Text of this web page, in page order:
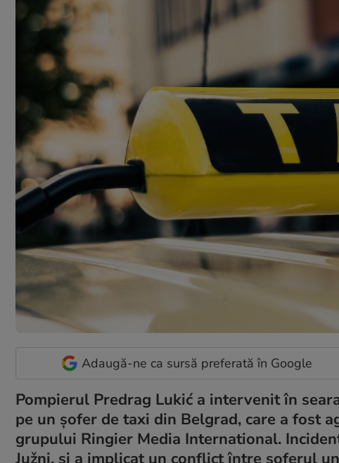
Adaugă-ne ca sursă preferată în Google
Pompierul Predrag Lukić a intervenit în
pe un șofer de taxi din Belgrad, care a fost
grupului Ringier Media International.
Južni, și a implicat un conflict între șoferul